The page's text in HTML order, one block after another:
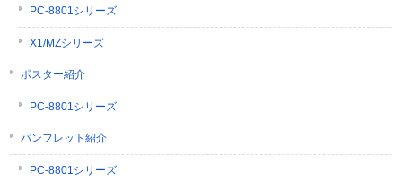
PC-8801シリーズ
X1/MZシリーズ
ポスター紹介
PC-8801シリーズ
パンフレット紹介
PC-8801シリーズ